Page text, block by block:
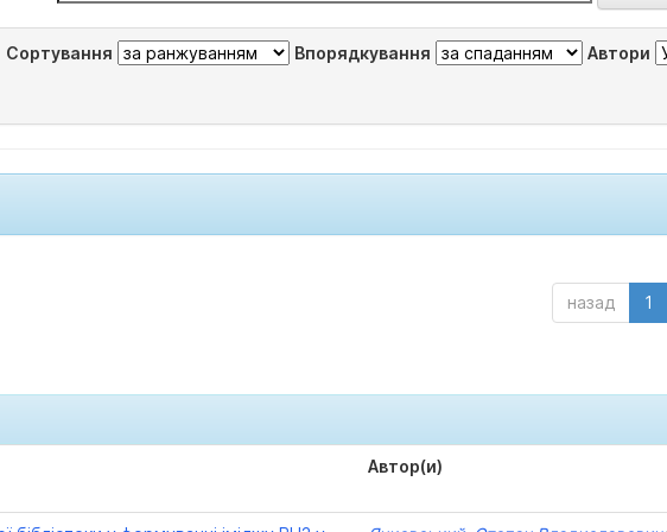
Сортування Впорядкування Автори
назад 1
Автор(и)